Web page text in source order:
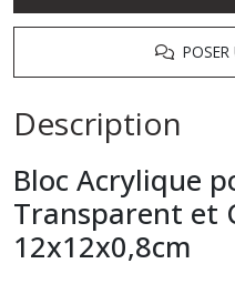
POSER
Description
Bloc Acrylique
Transparent et
12x12x0,8cm